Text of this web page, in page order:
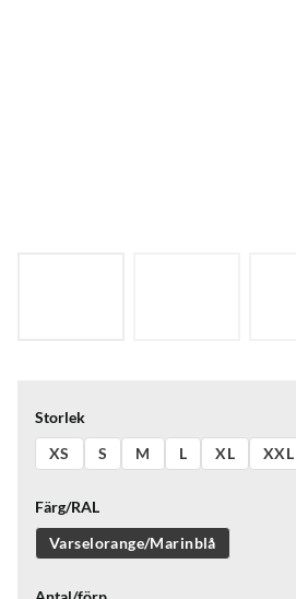
Storlek
XS
S M L XL XXL
Färg/RAL
Varselorange/Marinblå